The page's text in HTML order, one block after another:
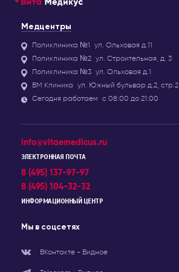
Медцентры
Поликлиника №1 ул. Ольховая д.11
Поликлиника №2 ул. Строительная, д. 3
Поликлиника №3 ул. Ольховая д.1
ВМ Клиника ул. Южный бульвар д.2, стр.2
Сегодня работаем с 08:00 до 21:00
info@vitaemedicus.ru
ЭЛЕКТРОННАЯ ПОЧТА
8 (495) 137-97-97
8 (495) 104-32-32
ИНФОРМАЦИОННЫЙ ЦЕНТР
Мы в соцсетях
ВКонтакте - Видное